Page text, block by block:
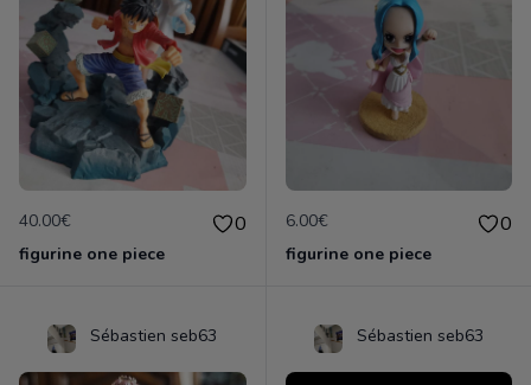
40.00€ 0
figurine one piece
6.00€ 0
figurine one piece
Sébastien seb63 Sébastien seb63